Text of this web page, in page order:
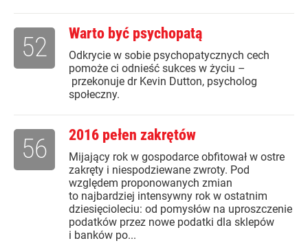
Warto być psychopatą
Odkrycie w sobie psychopatycznych cech
pomoże ci odnieść sukces w życiu –
przekonuje dr Kevin Dutton, psycholog
społeczny.
52
2016 pełen zakrętów
Mijający rok w gospodarce obfitował w ostre
zakręty i niespodziewane zwroty. Pod
względem proponowanych zmian
to najbardziej intensywny rok w ostatnim
dziesięcioleciu: od pomysłów na uproszczenie
podatków przez nowe podatki dla sklepów
i banków po...
56